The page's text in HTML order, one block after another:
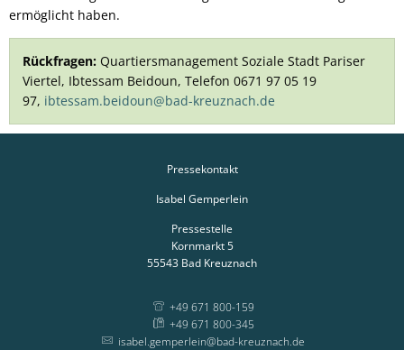
ermöglicht haben.
Rückfragen: Quartiersmanagement Soziale Stadt Pariser
Viertel, Ibtessam Beidoun, Telefon 0671 97 05 19
97, ibtessam.beidoun@bad-kreuznach.de
Pressekontakt
Isabel Gemperlein
Pressestelle
Kornmarkt 5
55543 Bad Kreuznach
+49 671 800-159
+49 671 800-345
isabel.gemperlein@bad-kreuznach.de